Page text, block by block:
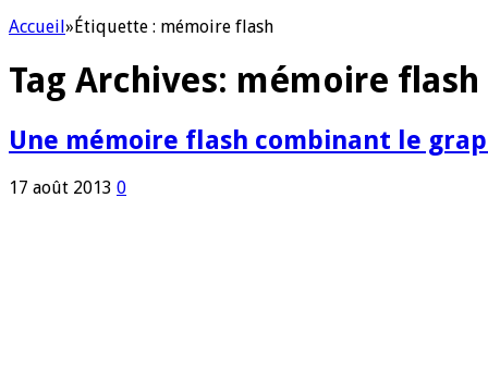
Accueil»Étiquette : mémoire flash
Tag Archives: mémoire flash
Une mémoire flash combinant le
17 août 2013 0